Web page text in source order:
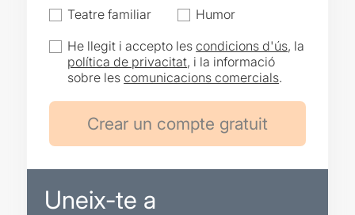
Teatre familiar
Humor
He llegit i accepto lescondicions d'ús, la
política de privacitat, i la informació
sobre lescomunicacions comercials.
Uneix-te a